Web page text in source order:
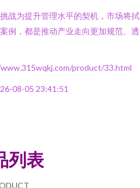
战为提升管理水平的契机，市场将
例，都是推动产业走向更加规范、
product/33.html
08-05 23:41:51
列表